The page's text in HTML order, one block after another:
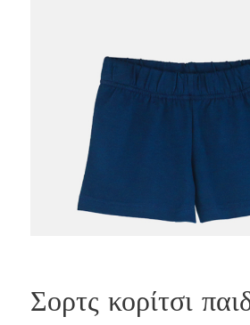
Σορτς κορίτσι